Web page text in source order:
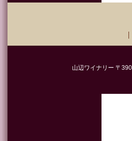
山辺ワイナリー 〒